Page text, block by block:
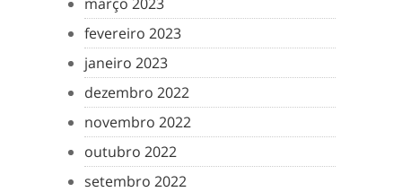
fevereiro 2023
janeiro 2023
dezembro 2022
novembro 2022
outubro 2022
setembro 2022